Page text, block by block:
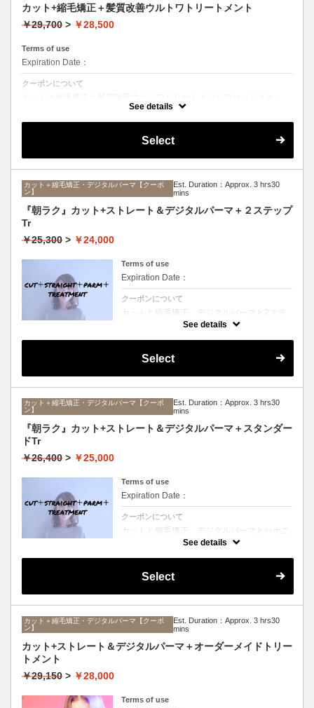
カット+縮毛矯正＋髪質改善ウルトワトリートメント
￥29,700 > ￥28,500
Terms of use
Expiration Date：
クーポンについて
カットと縮毛矯正と髪質改善ウルトワトリートメントのセットメニュ
ー。髪質や状態に合わせて薬剤選定致します。ロング料金なし
See details
Select
カット＋縮毛矯正・デジタルパーマ【クーポ
ン】
Est. Duration：Approx. 3 hrs30
mins
『朝ラク』カット+ストレート＆デジタルパーマ＋２ステップ
Tr
￥25,300 > ￥24,000
Terms of use
Expiration Date：
クーポンについて
カットと縮毛矯正、デジタルパーマと2ステ
ップTrのセットメニュー。ボリュームは抑え
グを楽にしたい方にオススメ☆ロング料金な
See details
Select
カット＋縮毛矯正・デジタルパーマ【クーポ
ン】
Est. Duration：Approx. 3 hrs30
mins
『朝ラク』カット+ストレート＆デジタルパーマ＋スタンダー
ドTr
￥26,400 > ￥25,000
Terms of use
Expiration Date：
クーポンについて
カットと縮毛矯正、デジタルパーマとハホニ
コTrのセットメニュー。ボリュームは抑えて
を楽にしたい方にオススメ☆ロング料金な
See details
Select
カット＋縮毛矯正・デジタルパーマ【クーポ
ン】
Est. Duration：Approx. 3 hrs30
mins
カット+ストレート＆デジタルパーマ＋オーダーメイドトリー
トメント
￥29,150 > ￥28,000
Terms of use